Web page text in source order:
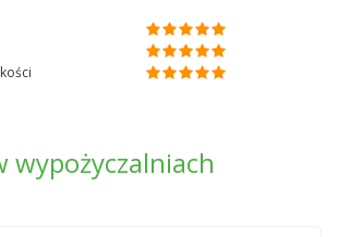
wypożyczalniach